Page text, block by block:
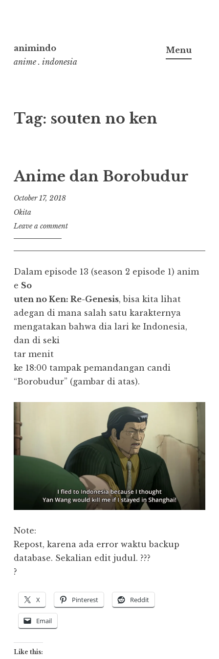
to
content
animindo
anime . indonesia
Menu
Tag: souten no ken
Anime dan Borobudur
October 17, 2018
Okita
Leave a comment
Dalam episode 13 (season 2 episode 1) anim
e So
uten no Ken: Re-Genesis, bisa kita lihat
adegan di mana salah satu karakternya
mengatakan bahwa dia lari ke Indonesia,
dan di seki
tar menit
ke 18:00 tampak pemandangan candi
“Borobudur” (gambar di atas).
Note:
Repost, karena ada error waktu backup
database. Sekalian edit judul. ???
?
X Pinterest Reddit
Email
Like this: